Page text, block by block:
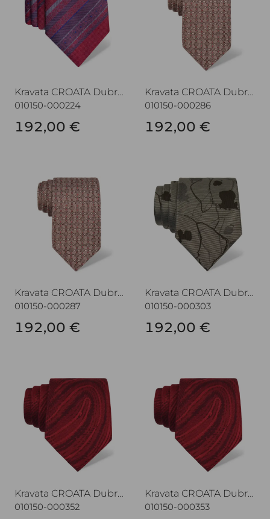
Kravata CROATA Dubrovnik
010150-000224
192,00 €
Kravata CROATA Dubrovnik
010150-000286
192,00 €
Kravata CROATA Dubrovnik
010150-000287
192,00 €
Kravata CROATA Dubrovnik
010150-000303
192,00 €
Kravata CROATA Dubrovnik
010150-000352
Kravata CROATA Dubrovnik
010150-000353